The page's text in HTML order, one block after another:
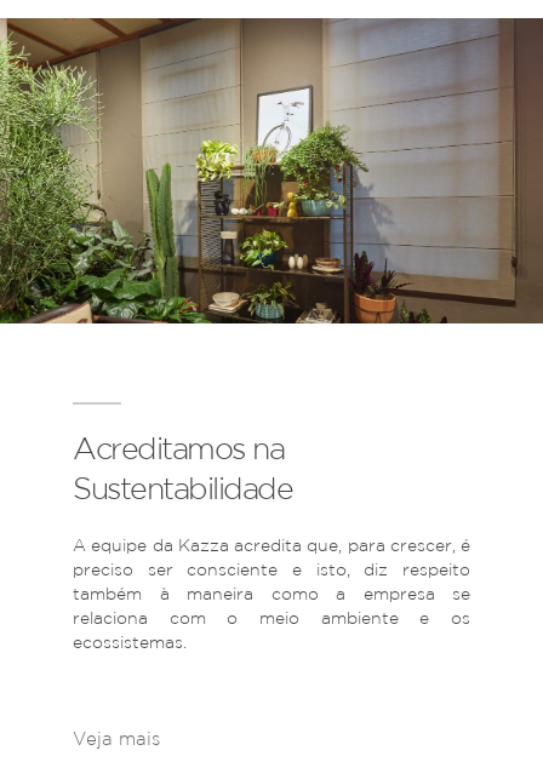
Acreditamos na
Sustentabilidade
A equipe da Kazza acredita que, para crescer, é
preciso ser consciente e isto, diz respeito
também à maneira como a empresa se
relaciona com o meio ambiente e os
ecossistemas.
Veja mais